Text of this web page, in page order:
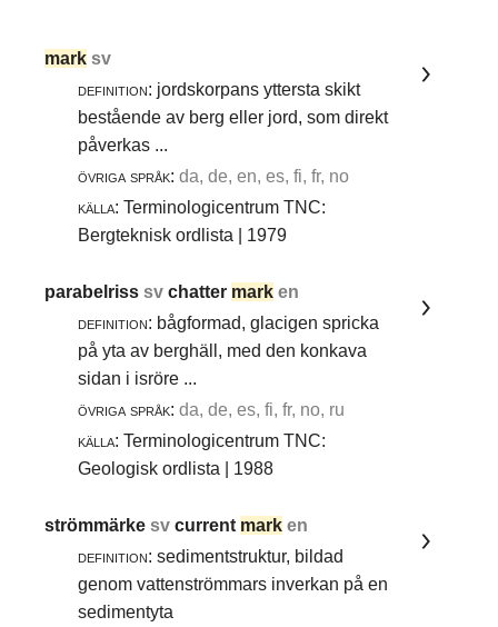
mark sv
definition: jordskorpans yttersta skikt
bestående av berg eller jord, som direkt
påverkas ...
övriga språk: da, de, en, es, fi, fr, no
källa: Terminologicentrum TNC:
Bergteknisk ordlista | 1979
parabelrisssvchatter mark en
definition: bågformad, glacigen spricka
på yta av berghäll, med den konkava
sidan i isröre ...
övriga språk: da, de, es, fi, fr, no, ru
källa: Terminologicentrum TNC:
Geologisk ordlista | 1988
strömmärkesvcurrent mark en
definition: sedimentstruktur, bildad
genom vattenströmmars inverkan på en
sedimentyta